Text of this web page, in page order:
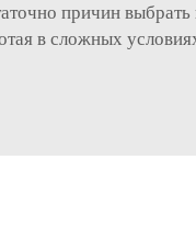
причин выбрать
в сложных